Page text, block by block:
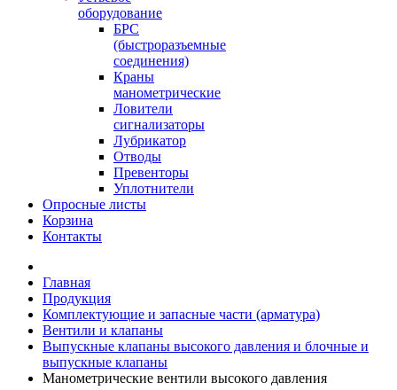
оборудование
БРС
(быстроразъемные
соединения)
Краны
манометрические
Ловители
сигнализаторы
Лубрикатор
Отводы
Превенторы
Уплотнители
Опросные листы
Корзина
Контакты
Главная
Продукция
Комплектующие и запасные части (арматура)
Вентили и клапаны
Выпускные клапаны высокого давления и блочные и
выпускные клапаны
Манометрические вентили высокого давления